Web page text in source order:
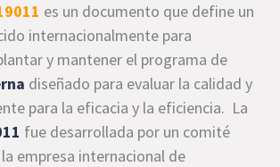
es un documento que define un
internacionalmente para
y mantener el programa de
diseñado para evaluar la calidad y
para la eficacia y la eficiencia. La
fue desarrollada por un comité
empresa internacional de